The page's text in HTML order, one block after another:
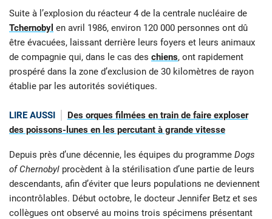
Suite à l’explosion du réacteur 4 de la centrale nucléaire de
Tchernobyl en avril 1986, environ 120 000 personnes ont dû
être évacuées, laissant derrière leurs foyers et leurs animaux
de compagnie qui, dans le cas des chiens, ont rapidement
prospéré dans la zone d’exclusion de 30 kilomètres de rayon
établie par les autorités soviétiques.
LIRE AUSSI
Des orques filmées en train de faire exploser
des poissons-lunes en les percutant à grande vitesse
Depuis près d’une décennie, les équipes du programme Dogs
of Chernobyl procèdent à la stérilisation d’une partie de leurs
descendants, afin d’éviter que leurs populations ne deviennent
incontrôlables. Début octobre, le docteur Jennifer Betz et ses
collègues ont observé au moins trois spécimens présentant